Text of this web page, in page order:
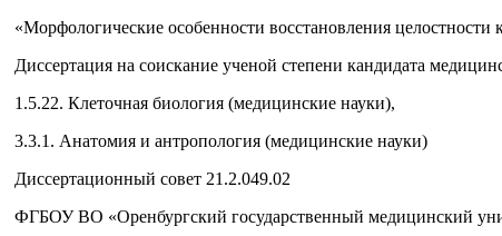
«Морфологические особенности восстановления
Диссертация на соискание ученой степени кандидата
1.5.22. Клеточная биология (медицинские науки),
3.3.1. Анатомия и антропология (медицинские науки)
Диссертационный совет 21.2.049.02
ФГБОУ ВО «Оренбургский государственный медицинский